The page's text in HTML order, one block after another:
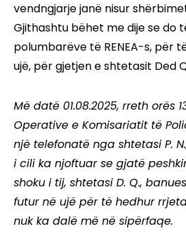
vendngjarje janë nisur
Gjithashtu bëhet me dije se do
polumbarëve të RENEA-s, për
ujë, për gjetjen e shtetasit Ded
Më datë 01.08.2025, rreth orës
Operative e Komisariatit të
një telefonatë nga shtetasi P.
i cili ka njoftuar se gjatë
shoku i tij, shtetasi D. Q.,
futur në ujë për të hedhur
nuk ka dalë më në sipërfaqe.